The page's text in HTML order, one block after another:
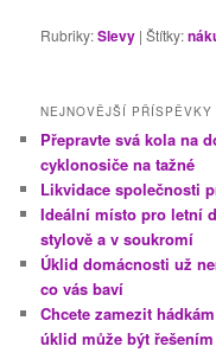
Rubriky:Slevy |Štítky:
NEJNOVĚJŠÍ PŘÍSPĚVKY
Přepravte svá kola na
cyklonosiče na tažné
Likvidace společnosti
Ideální místo pro letní
stylově a v soukromí
Úklid domácnosti už
co vás baví
Chcete zamezit
úklid může být řešením